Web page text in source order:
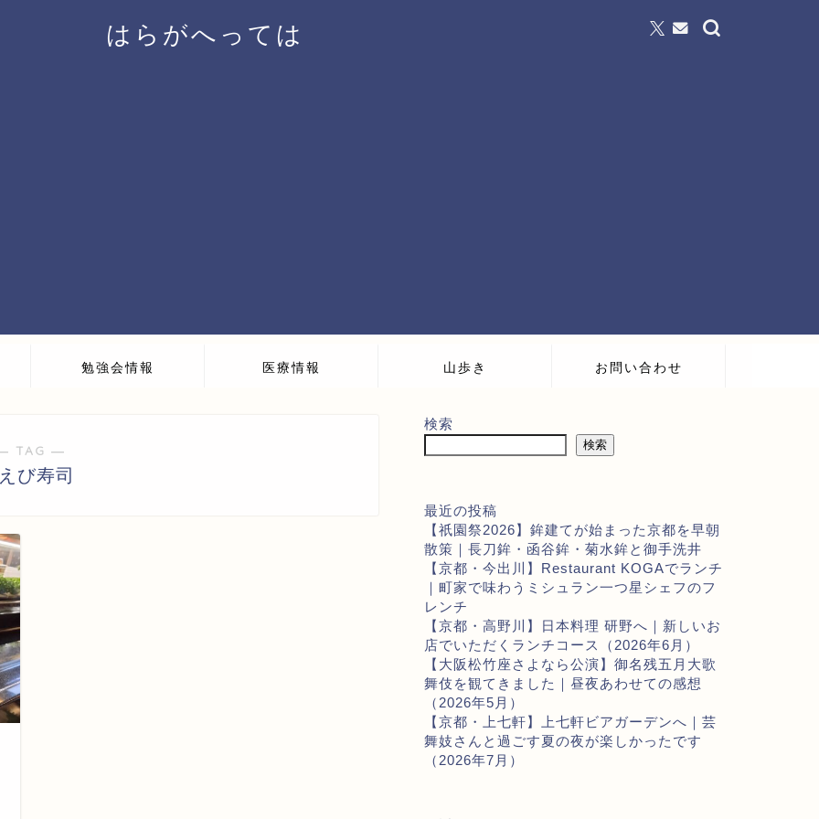
はらがへっては
勉強会情報 医療情報 山歩き お問い合わせ
TAG ―
び寿司
検索
検索
最近の投稿
【祇園祭2026】鉾建てが始まった京都を早朝
散策｜長刀鉾・函谷鉾・菊水鉾と御手洗井
【京都・今出川】Restaurant KOGAでランチ
｜町家で味わうミシュラン一つ星シェフのフ
レンチ
【京都・高野川】日本料理 研野へ｜新しいお
店でいただくランチコース（2026年6月）
【大阪松竹座さよなら公演】御名残五月大歌
舞伎を観てきました｜昼夜あわせての感想
（2026年5月）
【京都・上七軒】上七軒ビアガーデンへ｜芸
舞妓さんと過ごす夏の夜が楽しかったです
（2026年7月）